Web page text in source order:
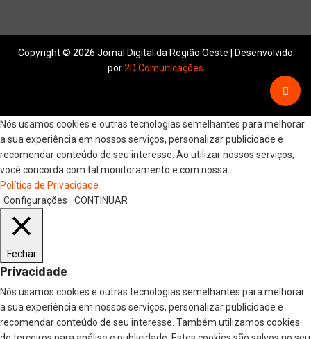
Copyright © 2026 Jornal Digital da Região Oeste | Desenvolvido
por2D Comunicações
Nós usamos cookies e outras tecnologias semelhantes para melhorar
a sua experiência em nossos serviços, personalizar publicidade e
recomendar conteúdo de seu interesse. Ao utilizar nossos serviços,
você concorda com tal monitoramento e com nossa
Política de Privacidade
Configurações
CONTINUAR
Fechar
Privacidade
Nós usamos cookies e outras tecnologias semelhantes para melhorar
a sua experiência em nossos serviços, personalizar publicidade e
recomendar conteúdo de seu interesse. Também utilizamos cookies